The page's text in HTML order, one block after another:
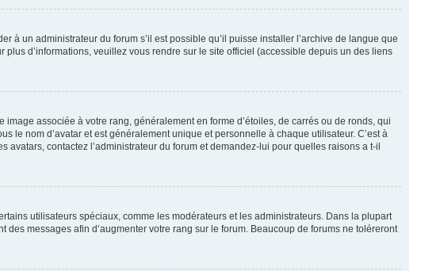
à un administrateur du forum s’il est possible qu’il puisse installer l’archive de langue que
d’informations, veuillez vous rendre sur le site officiel (accessible depuis un des liens
image associée à votre rang, généralement en forme d’étoiles, de carrés ou de ronds, qui
le nom d’avatar et est généralement unique et personnelle à chaque utilisateur. C’est à
contactez l’administrateur du forum et demandez-lui pour quelles raisons a t-il
utilisateurs spéciaux, comme les modérateurs et les administrateurs. Dans la plupart
messages afin d’augmenter votre rang sur le forum. Beaucoup de forums ne toléreront